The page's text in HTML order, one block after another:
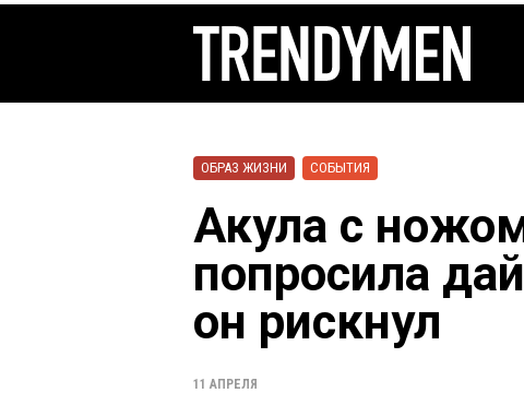
ОБРАЗ ЖИЗНИ СОБЫТИЯ
Акула с
попросила
он рискнул
11 АПРЕЛЯ